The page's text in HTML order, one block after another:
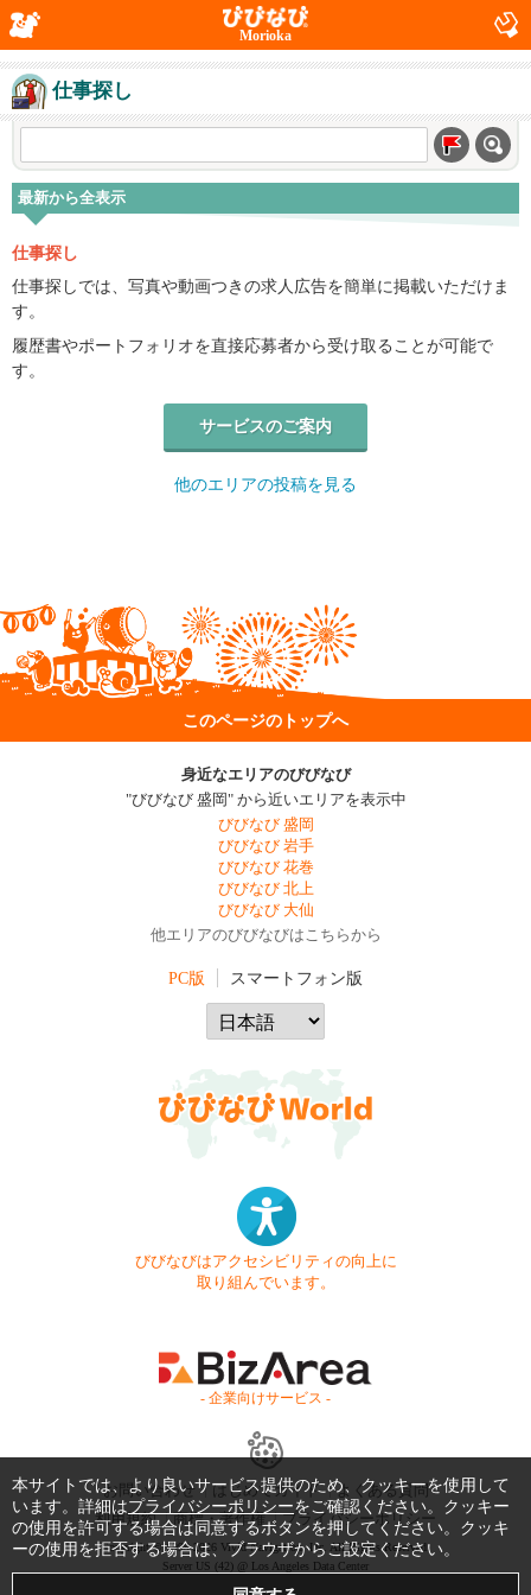
Morioka
仕事探し
最新から全表示
仕事探し
仕事探しでは、写真や動画つきの求人広告を簡単に掲載いただけま
す。
履歴書やポートフォリオを直接応募者から受け取ることが可能で
す。
サービスのご案内
他のエリアの投稿を見る
このページのトップへ
身近なエリアのびびなび
"びびなび 盛岡" から近いエリアを表示中
びびなび 盛岡
びびなび 岩手
びびなび 花巻
びびなび 北上
びびなび 大仙
他エリアのびびなびはこちらから
PC版 スマートフォン版
びびなびはアクセシビリティの向上に
取り組んでいます。
- 企業向けサービス -
お問い合わせ はじめてガイド
よくある質問
利用規約
商標・著作権 プライバシーポリシー
Copyright © 1999-2026 Vivid Navigation, Inc. All Rights Reserved.
Server US (42) @ Los Angeles Data Center
本サイトでは、より良いサービス提供のため、クッキーを使用して
います。詳細はプライバシーポリシーをご確認ください。クッキー
の使用を許可する場合は同意するボタンを押してください。クッキ
ーの使用を拒否する場合は、ブラウザからご設定ください。